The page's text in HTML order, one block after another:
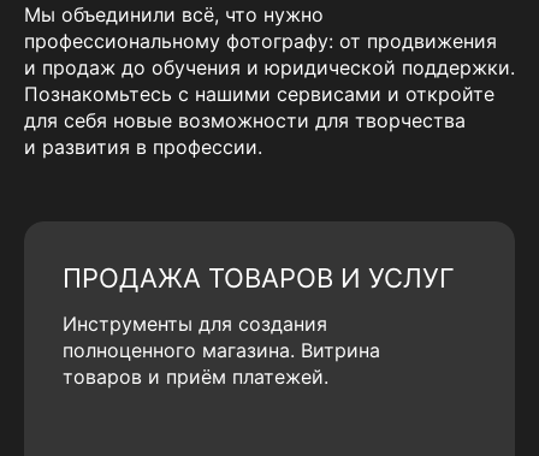
Мы объединили всё, что нужно
профессиональному фотографу: от продвижения
и продаж до обучения и юридической поддержки.
Познакомьтесь с нашими сервисами и откройте
для себя новые возможности для творчества
и развития в профессии.
ПРОДАЖА ТОВАРОВ И УСЛУГ
Инструменты для создания
полноценного магазина. Витрина
товаров и приём платежей.